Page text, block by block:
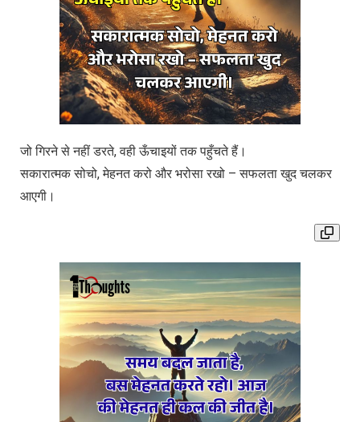
जो गिरने से नहीं डरते, वही ऊँचाइयों तक पहुँचते हैं।
सकारात्मक सोचो, मेहनत करो और भरोसा रखो – सफलता खुद चलकर
आएगी।